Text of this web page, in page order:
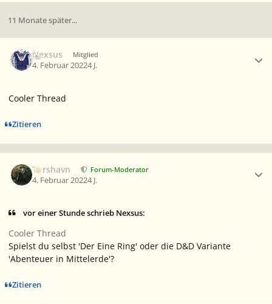
11 Monate später...
Nexsus Mitglied
4. Februar 20224 J.
Cooler Thread
Zitieren
Torshavn Forum-Moderator
4. Februar 20224 J.
vor einer Stunde schrieb Nexsus:
Cooler Thread
Spielst du selbst 'Der Eine Ring' oder die D&D Variante
'Abenteuer in Mittelerde'?
Zitieren